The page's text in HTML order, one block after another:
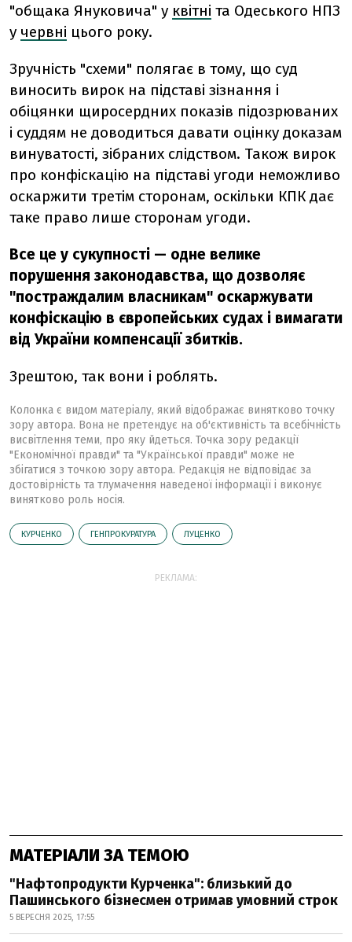
"общака Януковича" у квітні та Одеського НПЗ
у червні цього року.
Зручність "схеми" полягає в тому, що суд
виносить вирок на підставі зізнання і
обіцянки щиросердних показів підозрюваних
і суддям не доводиться давати оцінку доказам
винуватості, зібраних слідством. Також вирок
про конфіскацію на підставі угоди неможливо
оскаржити третім сторонам, оскільки КПК дає
таке право лише сторонам угоди.
Все це у сукупності — одне велике
порушення законодавства, що дозволяє
"постраждалим власникам" оскаржувати
конфіскацію в європейських судах і вимагати
від України компенсації збитків.
Зрештою, так вони і роблять.
Колонка є видом матеріалу, який відображає винятково точку
зору автора. Вона не претендує на об'єктивність та всебічність
висвітлення теми, про яку йдеться. Точка зору редакції
"Економічної правди" та "Української правди" може не
збігатися з точкою зору автора. Редакція не відповідає за
достовірність та тлумачення наведеної інформації і виконує
винятково роль носія.
КУРЧЕНКО ГЕНПРОКУРАТУРА ЛУЦЕНКО
РЕКЛАМА:
МАТЕРІАЛИ ЗА ТЕМОЮ
"Нафтопродукти Курченка": близький до
Пашинського бізнесмен отримав умовний строк
5 ВЕРЕСНЯ 2025, 17:55